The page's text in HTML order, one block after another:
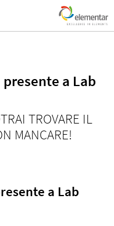
a Lab
TROVARE IL
MANCARE!
a Lab